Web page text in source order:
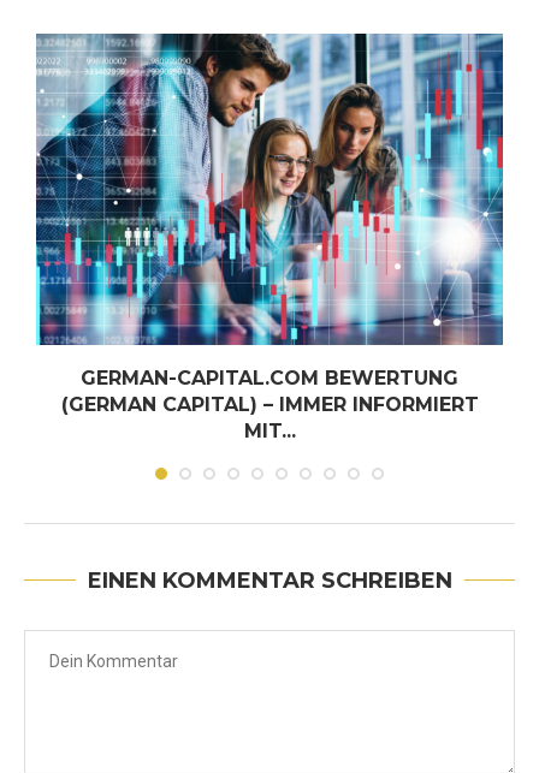
GERMAN-CAPITAL.COM BEWERTUNG
(GERMAN CAPITAL) – IMMER INFORMIERT
MIT...
Juni 30, 2026
EINEN KOMMENTAR SCHREIBEN